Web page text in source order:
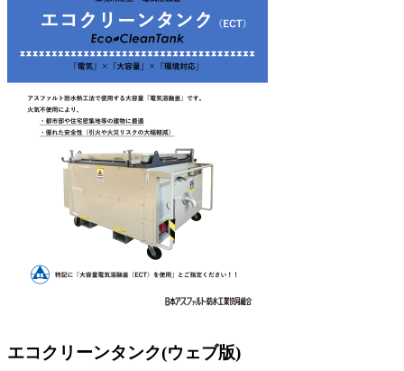
エコクリーンタンク(ウェブ版)